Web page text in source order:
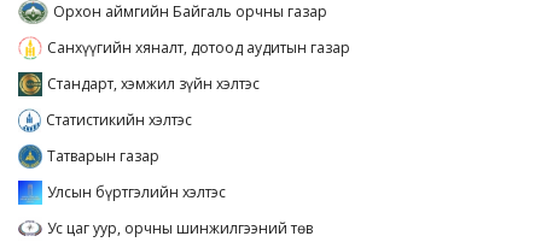
Орхон аймгийн Байгаль орчны газар
Санхүүгийн хяналт, дотоод аудитын газар
Стандарт, хэмжил зүйн хэлтэс
Статистикийн хэлтэс
Татварын газар
Улсын бүртгэлийн хэлтэс
Ус цаг уур, орчны шинжилгээний төв